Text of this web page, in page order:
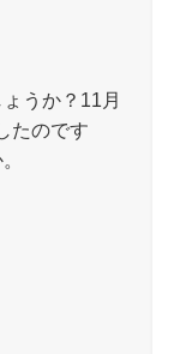
うか？11月
たのです